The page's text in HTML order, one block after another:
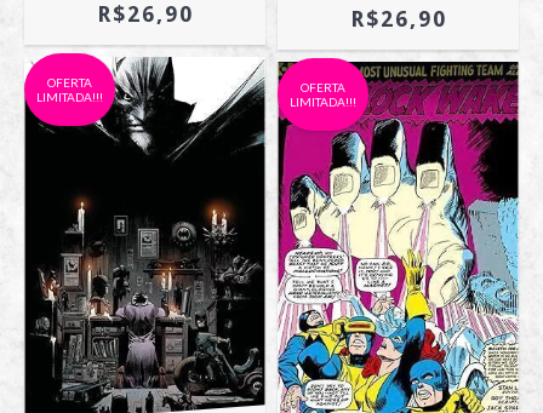
R$26,90 R$26,90
OFERTA
LIMITADA!!!
OFERTA
LIMITADA!!!